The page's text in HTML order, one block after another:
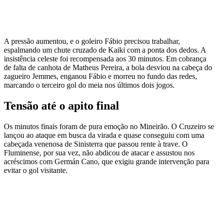
A pressão aumentou, e o goleiro Fábio precisou trabalhar,
espalmando um chute cruzado de Kaiki com a ponta dos dedos. A
insistência celeste foi recompensada aos 30 minutos. Em cobrança
de falta de canhota de Matheus Pereira, a bola desviou na cabeça do
zagueiro Jemmes, enganou Fábio e morreu no fundo das redes,
marcando o terceiro gol do meia nos últimos dois jogos.
Tensão até o apito final
Os minutos finais foram de pura emoção no Mineirão. O Cruzeiro se
lançou ao ataque em busca da virada e quase conseguiu com uma
cabeçada venenosa de Sinisterra que passou rente à trave. O
Fluminense, por sua vez, não abdicou de atacar e assustou nos
acréscimos com Germán Cano, que exigiu grande intervenção para
evitar o gol visitante.